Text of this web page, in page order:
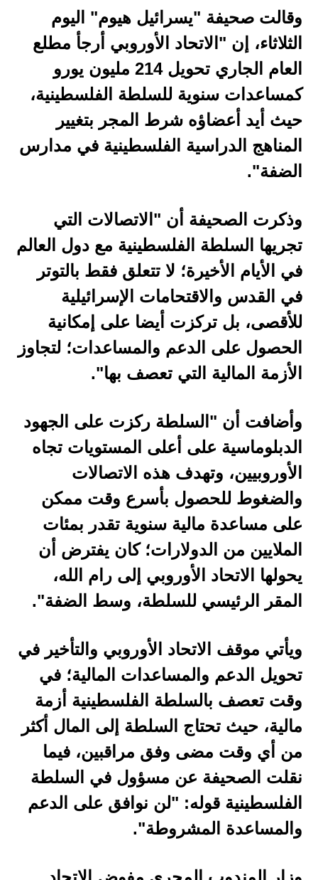
وقالت صحيفة "يسرائيل هيوم" اليوم
الثلاثاء، إن "الاتحاد الأوروبي أرجأ مطلع
العام الجاري تحويل 214 مليون يورو
كمساعدات سنوية للسلطة الفلسطينية،
حيث أيد أعضاؤه شرط المجر بتغيير
المناهج الدراسية الفلسطينية في مدارس
الضفة".
وذكرت الصحيفة أن "الاتصالات التي
تجريها السلطة الفلسطينية مع دول العالم
في الأيام الأخيرة؛ لا تتعلق فقط بالتوتر
في القدس والاقتحامات الإسرائيلية
للأقصى، بل تركزت أيضا على إمكانية
الحصول على الدعم والمساعدات؛ لتجاوز
الأزمة المالية التي تعصف بها".
وأضافت أن "السلطة ركزت على الجهود
الدبلوماسية على أعلى المستويات تجاه
الأوروبيين، وتهدف هذه الاتصالات
والضغوط للحصول بأسرع وقت ممكن
على مساعدة مالية سنوية تقدر بمئات
الملايين من الدولارات؛ كان يفترض أن
يحولها الاتحاد الأوروبي إلى رام الله،
المقر الرئيسي للسلطة، وسط الضفة".
ويأتي موقف الاتحاد الأوروبي والتأخير في
تحويل الدعم والمساعدات المالية؛ في
وقت تعصف بالسلطة الفلسطينية أزمة
مالية، حيث تحتاج السلطة إلى المال أكثر
من أي وقت مضى وفق مراقبين، فيما
نقلت الصحيفة عن مسؤول في السلطة
الفلسطينية قوله: "لن نوافق على الدعم
والمساعدة المشروطة".